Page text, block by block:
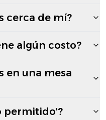
cerca de mí?
algún costo?
en una mesa
permitido'?